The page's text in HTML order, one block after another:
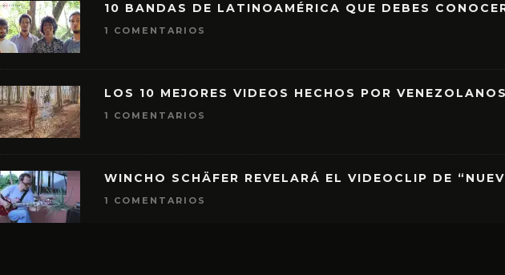
10 BANDAS DE LATINOAMÉRICA QUE DEBES
1 COMENTARIOS
LOS 10 MEJORES VIDEOS HECHOS POR
1 COMENTARIOS
WINCHO SCHÄFER REVELARÁ EL VIDEOCLIP DE
1 COMENTARIOS